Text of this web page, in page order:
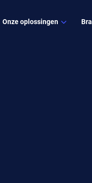
Onze oplossingen